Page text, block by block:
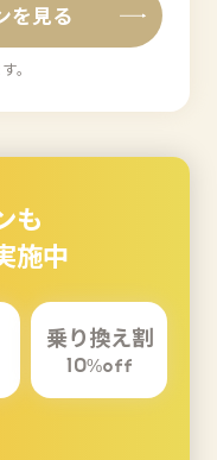
を見る
。
も
施中
乗り換え割
10%off